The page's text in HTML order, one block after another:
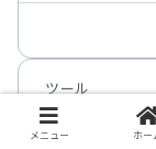
ツール
メニュー ホー